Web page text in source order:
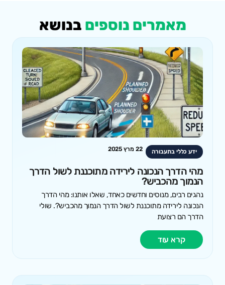
מאמרים נוספים בנושא
ידע כללי בתעבורה 22 מרץ 2025
מהי הדרך הנכונה לירידה מתוכננת לשול הדרך
הנמוך מהכביש?
נהגים רבים, מנוסים וחדשים כאחד, שאלו אותנו: מהי הדרך
הנכונה לירידה מתוכננת לשול הדרך הנמוך מהכביש?. שולי
הדרך הם רצועת
קרא עוד